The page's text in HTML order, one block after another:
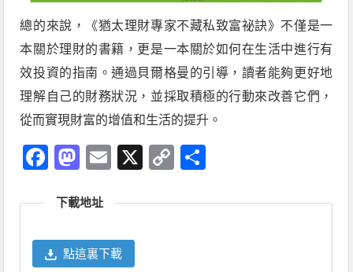
總的來說，《猶太理財專家不藏私致富祕訣》不僅是一
本關於理財的書籍，更是一本關於如何在生活中進行有
效投資的指南。通過貝爾格曼的引導，讀者能夠更好地
理解自己的財務狀況，並採取積極的行動來改善它們，
從而實現財富的增值和生活的提升。
Facebook
Mastodon
Email
X
Copy
下載地址
點這裏下載